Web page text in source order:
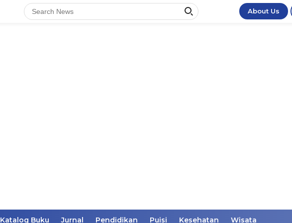
About Us
Katalog Buku Jurnal Pendidikan Puisi Kesehatan Wisata